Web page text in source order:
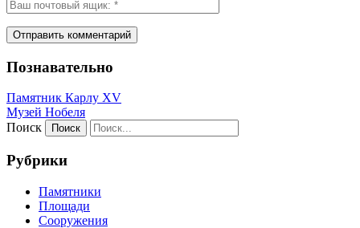
Познавательно
Памятник Карлу XV
Музей Нобеля
Поиск
Рубрики
Памятники
Площади
Сооружения